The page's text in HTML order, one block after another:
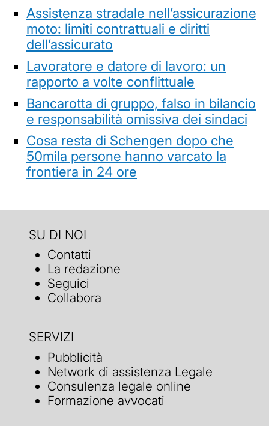
Assistenza stradale nell’assicurazione
moto: limiti contrattuali e diritti
dell’assicurato
Lavoratore e datore di lavoro: un
rapporto a volte conflittuale
Bancarotta di gruppo, falso in bilancio
e responsabilità omissiva dei sindaci
Cosa resta di Schengen dopo che
50mila persone hanno varcato la
frontiera in 24 ore
SU DI NOI
Contatti
La redazione
Seguici
Collabora
SERVIZI
Pubblicità
Network di assistenza Legale
Consulenza legale online
Formazione avvocati